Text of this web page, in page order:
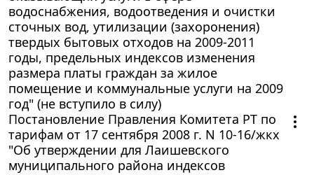
водоснабжения, водоотведения и очистки
сточных вод, утилизации (захоронения)
твердых бытовых отходов на 2009-2011
годы, предельных индексов изменения
размера платы граждан за жилое
помещение и коммунальные услуги на 2009
год" (не вступило в силу)
Постановление Правления Комитета РТ по
тарифам от 17 сентября 2008 г. N 10-16/жкх
"Об утверждении для Лаишевского
муниципального района индексов